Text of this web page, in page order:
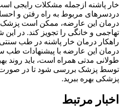
خار پاشنه ازجمله مشکلات رایجی است
دردسرهای مربوط به راه رفتن و
درمان این عارضه، ممکن است پزشک
تهاجمی و خانگی را تجویز کند. در این
راهکار درمان خار پاشنه در طب سنتی
درمان این عارضه با پیشنهادات طب
طولانی مدتی همراه است، باید روند
توسط پزشک بررسی شود تا در صورت
پزشکی بهره ببرید.
اخبار مرتبط